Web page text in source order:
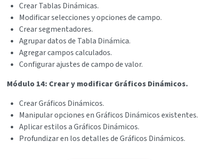
Crear Tablas Dinámicas.
Modificar selecciones y opciones de campo.
Crear segmentadores.
Agrupar datos de Tabla Dinámica.
Agregar campos calculados.
Configurar ajustes de campo de valor.
Módulo 14: Crear y modificar Gráficos Dinámicos.
Crear Gráficos Dinámicos.
Manipular opciones en Gráficos Dinámicos existentes.
Aplicar estilos a Gráficos Dinámicos.
Profundizar en los detalles de Gráficos Dinámicos.